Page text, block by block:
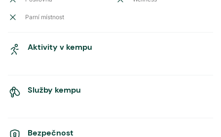
Parní místnost
Aktivity v kempu
Služby kempu
Bezpečnost